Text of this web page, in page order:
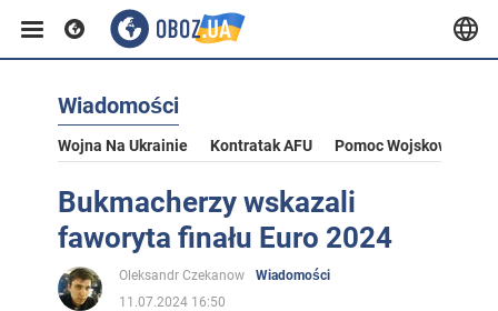
Wiadomości
Wojna Na Ukrainie Kontratak AFU Pomoc Wojskowa Dla
Bukmacherzy wskazali
faworyta finału Euro 2024
Oleksandr Czekanow
Wiadomości
11.07.2024 16:50